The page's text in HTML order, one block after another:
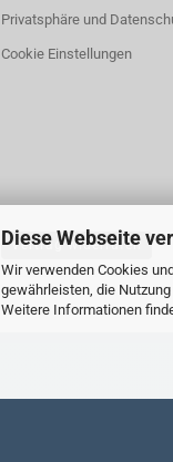
Diese Webseite
Wir verwenden Cookies
gewährleisten, die
Weitere Informationen
Privatsphäre und
Cookie Einstellungen
Vertrag widerrufen